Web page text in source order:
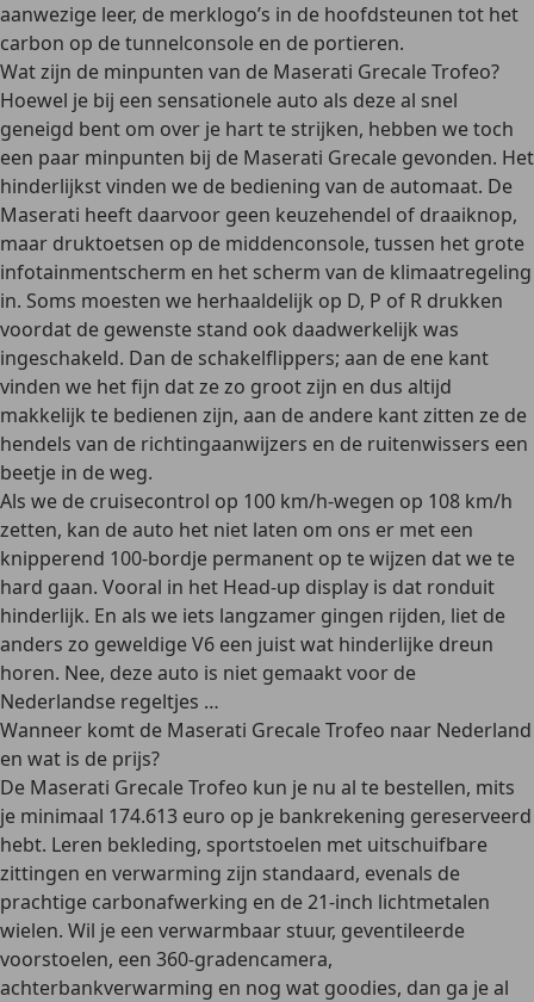
aanwezige leer, de merklogo’s in de hoofdsteunen tot het
carbon op de tunnelconsole en de portieren.
Wat zijn de minpunten van de Maserati Grecale Trofeo?
Hoewel je bij een sensationele auto als deze al snel
geneigd bent om over je hart te strijken, hebben we toch
een paar minpunten bij de Maserati Grecale gevonden. Het
hinderlijkst vinden we de bediening van de automaat. De
Maserati heeft daarvoor geen keuzehendel of draaiknop,
maar druktoetsen op de middenconsole, tussen het grote
infotainmentscherm en het scherm van de klimaatregeling
in. Soms moesten we herhaaldelijk op D, P of R drukken
voordat de gewenste stand ook daadwerkelijk was
ingeschakeld. Dan de schakelflippers; aan de ene kant
vinden we het fijn dat ze zo groot zijn en dus altijd
makkelijk te bedienen zijn, aan de andere kant zitten ze de
hendels van de richtingaanwijzers en de ruitenwissers een
beetje in de weg.
Als we de cruisecontrol op 100 km/h-wegen op 108 km/h
zetten, kan de auto het niet laten om ons er met een
knipperend 100-bordje permanent op te wijzen dat we te
hard gaan. Vooral in het Head-up display is dat ronduit
hinderlijk. En als we iets langzamer gingen rijden, liet de
anders zo geweldige V6 een juist wat hinderlijke dreun
horen. Nee, deze auto is niet gemaakt voor de
Nederlandse regeltjes …
Wanneer komt de Maserati Grecale Trofeo naar Nederland
en wat is de prijs?
De Maserati Grecale Trofeo kun je nu al te bestellen, mits
je minimaal 174.613 euro op je bankrekening gereserveerd
hebt. Leren bekleding, sportstoelen met uitschuifbare
zittingen en verwarming zijn standaard, evenals de
prachtige carbonafwerking en de 21-inch lichtmetalen
wielen. Wil je een verwarmbaar stuur, geventileerde
voorstoelen, een 360-gradencamera,
achterbankverwarming en nog wat goodies, dan ga je al